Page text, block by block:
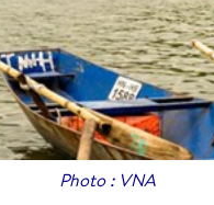
Photo : VNA